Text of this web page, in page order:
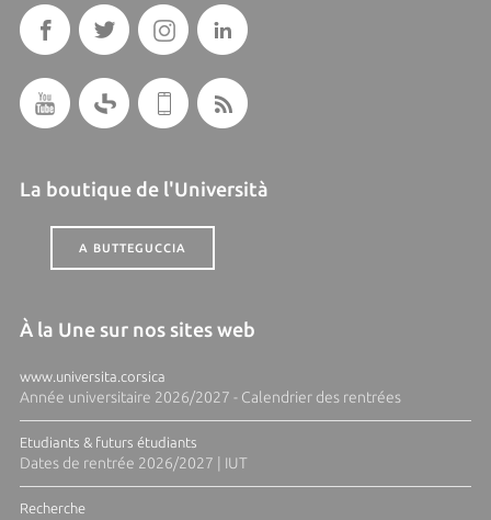
La boutique de l'Università
A BUTTEGUCCIA
À la Une sur nos sites web
www.universita.corsica
Année universitaire 2026/2027 - Calendrier des rentrées
Etudiants & futurs étudiants
Dates de rentrée 2026/2027 | IUT
Recherche